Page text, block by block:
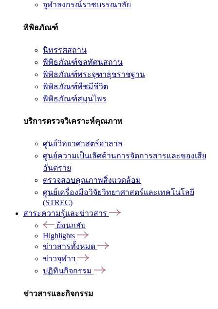
จุฬาลงกรณ์ราชบรรณาลัย
พิพิธภัณฑ์
นิทรรศสถาน
พิพิธภัณฑ์ชลทัศนสถาน
พิพิธภัณฑ์พระจุฑาธุชราชฐาน
พิพิธภัณฑ์พืชมีชีวิต
พิพิธภัณฑ์สมุนไพร
บริการตรวจวิเคราะห์คุณภาพ
ศูนย์วิทยาศาสตร์ฮาลาล
ศูนย์ความเป็นเลิศด้านการจัดการสารและของเสีย
อันตราย
ตรวจสอบคุณภาพสิ่งแวดล้อม
ศูนย์เครื่องมือวิจัยวิทยาศาสตร์และเทคโนโลยี
(STREC)
สาระความรู้และข่าวสาร
ย้อนกลับ
Highlights
ข่าวสารทั้งหมด
ข่าวจุฬาฯ
ปฏิทินกิจกรรม
ข่าวสารและกิจกรรม